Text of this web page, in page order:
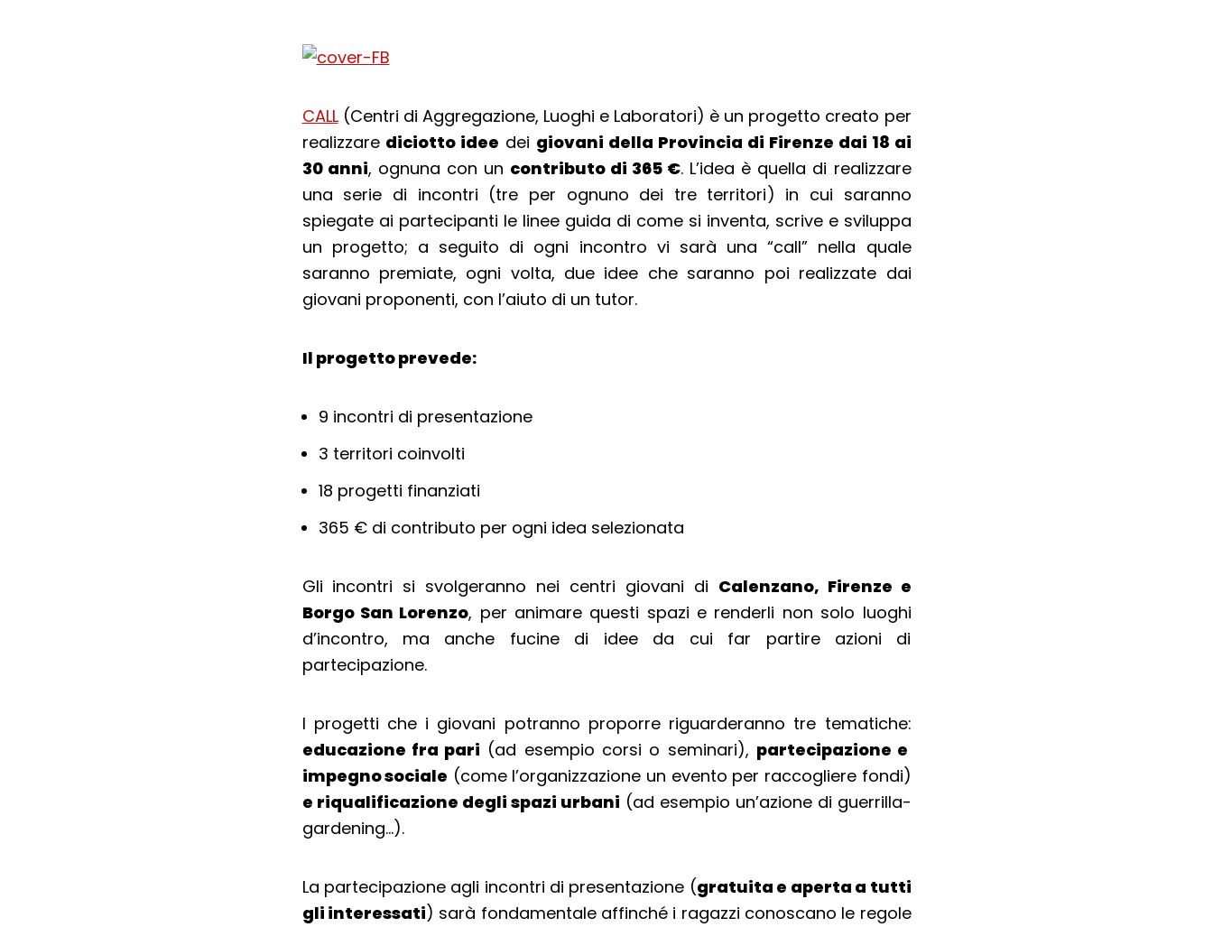
CALL(Centri di Aggregazione, Luoghi e Laboratori) è un progetto creato per
realizzare diciotto idee dei giovani della Provincia di Firenze dai 18 ai
30 anni, ognuna con un contributo di 365 €. L’idea è quella di realizzare
una serie di incontri (tre per ognuno dei tre territori) in cui saranno
spiegate ai partecipanti le linee guida di come si inventa, scrive e sviluppa
un progetto; a seguito di ogni incontro vi sarà una “call” nella quale
saranno premiate, ogni volta, due idee che saranno poi realizzate dai
giovani proponenti, con l’aiuto di un tutor.
Il progetto prevede:
9 incontri di presentazione
3 territori coinvolti
18 progetti finanziati
365 € di contributo per ogni idea selezionata
Gli incontri si svolgeranno nei centri giovani di Calenzano, Firenze e
Borgo San Lorenzo, per animare questi spazi e renderli non solo luoghi
d’incontro, ma anche fucine di idee da cui far partire azioni di
partecipazione.
I progetti che i giovani potranno proporre riguarderanno tre tematiche:
educazione fra pari (ad esempio corsi o seminari), partecipazione e
impegno sociale (come l’organizzazione un evento per raccogliere fondi)
e riqualificazione degli spazi urbani (ad esempio un’azione di guerrilla-
gardening…).
La partecipazione agli incontri di presentazione (gratuita e aperta a tutti
gli interessati) sarà fondamentale affinché i ragazzi conoscano le regole